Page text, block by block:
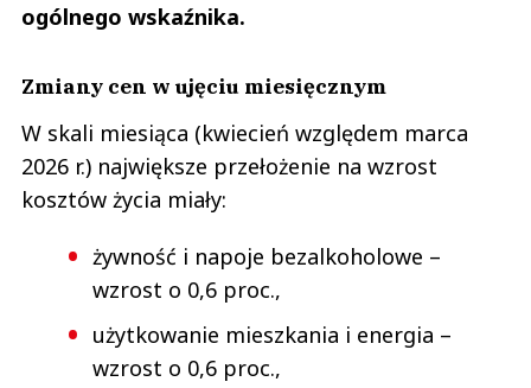
ogólnego wskaźnika.
Zmiany cen w ujęciu miesięcznym
W skali miesiąca (kwiecień względem marca
2026 r.) największe przełożenie na wzrost
kosztów życia miały:
żywność i napoje bezalkoholowe –
wzrost o 0,6 proc.,
użytkowanie mieszkania i energia –
wzrost o 0,6 proc.,